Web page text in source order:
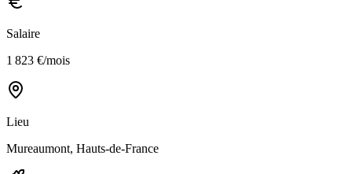
Salaire
1 823 €/mois
Lieu
Mureaumont, Hauts-de-France